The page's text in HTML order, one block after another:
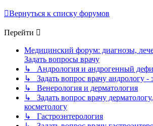
Вернуться к списку форумов
Перейти
Медицинский форум: диагнозы,
Задать вопросы врачу
↳ Андрология и андрогенный
↳ Задать вопрос врачу андрологу -
↳ Венерология и дерматология
↳ Задать вопрос врачу
косметологу
↳ Гастроэнтерология